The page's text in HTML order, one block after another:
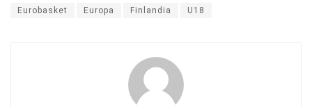
Eurobasket Europa Finlandia U18